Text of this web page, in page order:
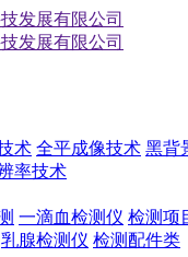
术 全平成像技术 黑背
率技术
一滴血检测仪 检测项
乳腺检测仪 检测配件类